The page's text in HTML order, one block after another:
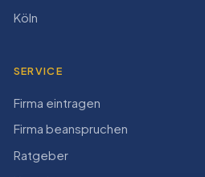
Köln
SERVICE
Firma eintragen
Firma beanspruchen
Ratgeber